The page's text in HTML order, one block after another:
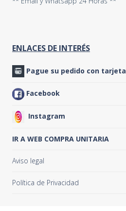
ENLACES DE INTERÉS
Pague su pedido con tarjeta
Facebook
Instagram
IR A WEB COMPRA UNITARIA
Aviso legal
Política de Privacidad